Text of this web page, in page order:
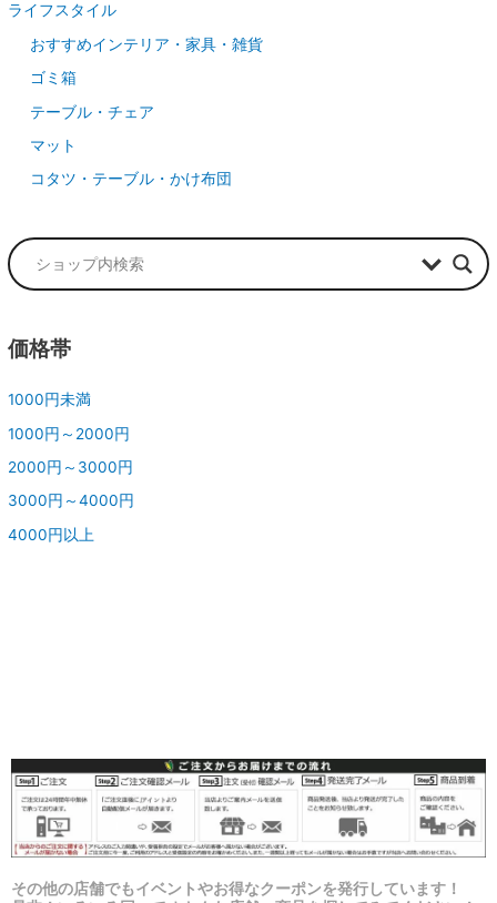
ライフスタイル
おすすめインテリア・家具・雑貨
ゴミ箱
テーブル・チェア
マット
コタツ・テーブル・かけ布団
価格帯
1000円未満
1000円～2000円
2000円～3000円
3000円～4000円
4000円以上